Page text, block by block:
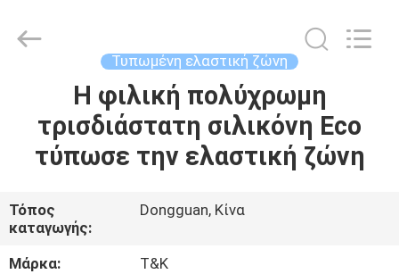
ΠΡΟΪΌΝΤΑ
ΠΕΡΊΠΟΥ
ΕΜΕΊΣ
Accessories
Co.,Ltd.
Τυπωμένη ελαστική ζώνη
Η φιλική πολύχρωμη
τρισδιάστατη σιλικόνη Eco
τύπωσε την ελαστική ζώνη
Τόπος
καταγωγής:
Dongguan, Κίνα
Μάρκα:
T&K